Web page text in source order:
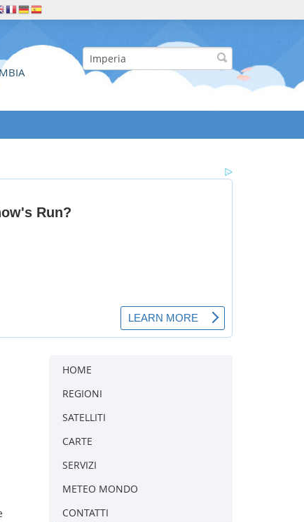
HOME
REGIONI
SATELLITI
CARTE
SERVIZI
METEO MONDO
CONTATTI